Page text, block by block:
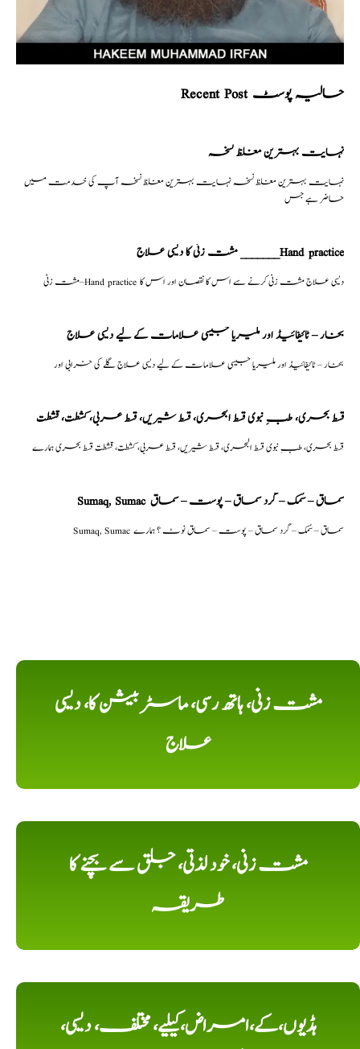
Recent Post حالیہ پوسٹ
نہایت بہترین مغلظ نسخہ
نہایت بہترین مغلظ نسخہ نہایت بہترین مغلظ نسخہ آپ کی خدمت میں
حاضر ہے جس
مشت زنی کا دیسی علاج _______Hand practice
مشت زنی–Hand practice دیسی علاج مشت زنی کرنے سے اس کا نقصان اور اس کا
بخار – ٹائیفائیڈ اور ملیریا جیسی علامات کے لیے دیسی علاج
بخار – ٹائیفائیڈ اور ملیریا جیسی علامات کے لیے دیسی علاج گلے کی خرابی اور
قسط بحری، طبِ نبوی قسط البحری، قسط شیریں، قسط عربی، كشطت، قشطت
قسط بحری، طبِ نبوی قسط البحری، قسط شیریں، قسط عربی، كشطت، قشطت قسط بحری ہمارے
Sumaq, Sumac سماق – سُمک – گرد سماق – پوست – سماق
Sumaq, Sumac سماق – سُمک – گرد سماق – پوست – سماق نوٹ ؟ ہمارے
مشت زنی، ہاتھ رسی، ماسٹر بیشن کا، دیسی
علاج
مشت زنی، خود لذتی، جلق سے بچنے کا
طریقہ
ہڈیوں،کے،امراض،کیلیے، مختلف، دیسی،